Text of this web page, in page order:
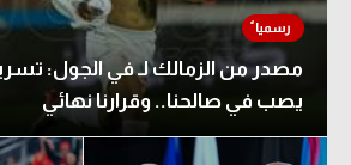
مصدر من الزمالك لـ في الجول:
يصب في صالحنا.. وقرارنا نهائي